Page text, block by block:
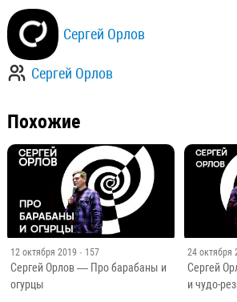
Сергей Орлов
Сергей Орлов
Похожие